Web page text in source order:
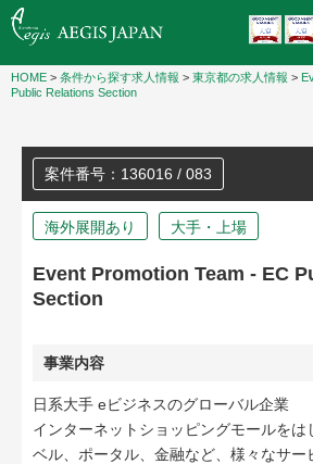
HOME > 条件から探す求人情報 > 東京都の求人情報 >
Public Relations Section
案件番号：136016 / 083
海外展開あり 大手・上場
Event Promotion Team - EC
Section
事業内容
日系大手 eビジネスのグローバル企業
インターネットショッピングモールをは
ベル、ポータル、金融など、様々なサー